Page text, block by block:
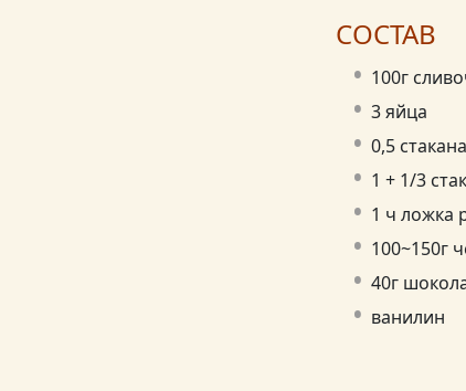
СОСТАВ
100г
3 яйца
0,5
1 + 1/3
1 ч ложка
100~150г
40г
ванилин